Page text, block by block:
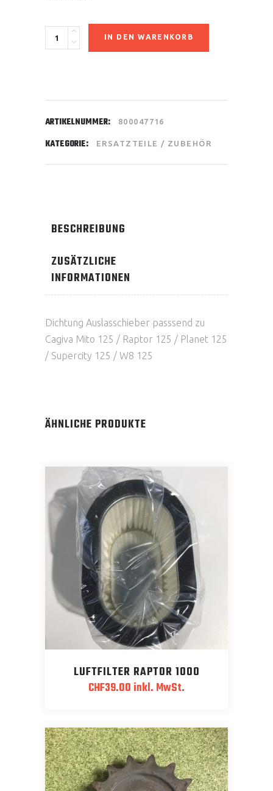
Dichtung
Auslasschieber
IN DEN WARENKORB
ARTIKELNUMMER: 800047716
KATEGORIE: ERSATZTEILE / ZUBEHÖR
BESCHREIBUNG
ZUSÄTZLICHE
INFORMATIONEN
Dichtung Auslasschieber passsend zu
Cagiva Mito 125 / Raptor 125 / Planet 125
/ Supercity 125 / W8 125
ÄHNLICHE PRODUKTE
LUFTFILTER RAPTOR 1000
CHF39.00 inkl. MwSt.